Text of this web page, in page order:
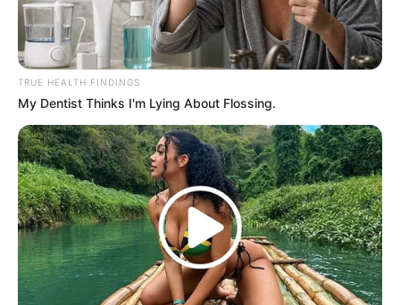
TRUE HEALTH FINDINGS
My Dentist Thinks I'm Lying About Flossing.